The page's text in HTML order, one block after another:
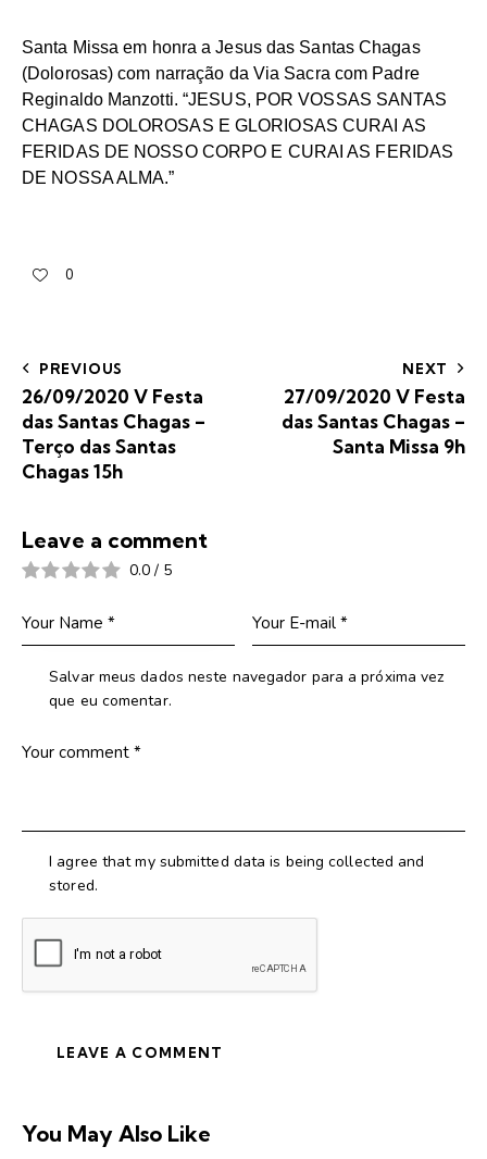
Santa Missa em honra a Jesus das Santas Chagas
(Dolorosas) com narração da Via Sacra com Padre
Reginaldo Manzotti.“JESUS, POR VOSSAS SANTAS
CHAGAS DOLOROSAS E GLORIOSAS CURAI AS
FERIDAS DE NOSSO CORPO E CURAI AS FERIDAS
DE NOSSA ALMA.”
0
PREVIOUS
26/09/2020 V Festa
das Santas Chagas –
Terço das Santas
Chagas 15h
NEXT
27/09/2020 V Festa
das Santas Chagas –
Santa Missa 9h
Leave a comment
0.0 / 5
Salvar meus dados neste navegador para a próxima vez
que eu comentar.
I agree that my submitted data is being collected and
stored.
You May Also Like